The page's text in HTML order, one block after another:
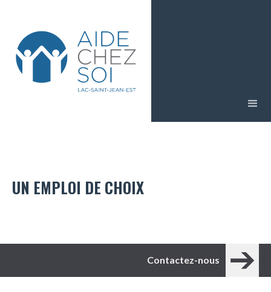
UN EMPLOI DE CHOIX
Contactez-nous